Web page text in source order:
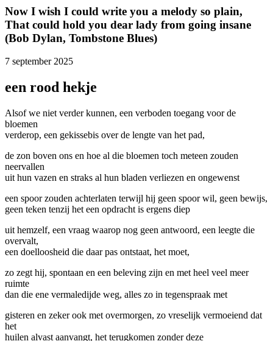
Now I wish I could write you a melody so plain,
That could hold you dear lady from going insane
(Bob Dylan, Tombstone Blues)
7 september 2025
een rood hekje
Alsof we niet verder kunnen, een verboden toegang voor de
bloemen
verderop, een gekissebis over de lengte van het pad,
de zon boven ons en hoe al die bloemen toch meteen zouden
neervallen
uit hun vazen en straks al hun bladen verliezen en ongewenst
een spoor zouden achterlaten terwijl hij geen spoor wil, geen bewijs,
geen teken tenzij het een opdracht is ergens diep
uit hemzelf, een vraag waarop nog geen antwoord, een leegte die
overvalt,
een doelloosheid die daar pas ontstaat, het moet,
zo zegt hij, spontaan en een beleving zijn en met heel veel meer
ruimte
dan die ene vermaledijde weg, alles zo in tegenspraak met
gisteren en zeker ook met overmorgen, zo vreselijk vermoeiend dat
het
huilen alvast aanvangt, het terugkomen zonder deze